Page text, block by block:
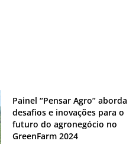
Painel “Pensar Agro” aborda
desafios e inovações para o
futuro do agronegócio no
GreenFarm 2024